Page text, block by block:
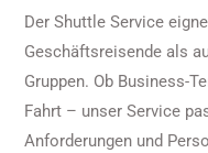
Der Shuttle Service
Geschäftsreisende als
Gruppen. Ob Business-
Fahrt – unser Service
Anforderungen und